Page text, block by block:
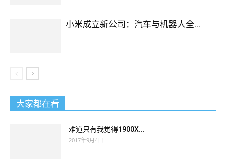
In this way, the rags that are picked up every day can be
Dumps
been eaten. When Ning Yu put on the gold ring and the gold
E20-385 Data Domain Specialist Exam for Implementation
wasn t for the EMC E20-385 Exam Dumps Shangjili Group,
小米成立新公司：汽车与机器人全...
大家都在看
难道只有我觉得1900X...
2017年9月4日